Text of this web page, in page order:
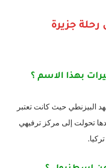
جزيرة
بهذا الاسم ؟
البيزنطي حيث كانت تعتبر
تحولت إلى مركز ترفيهي